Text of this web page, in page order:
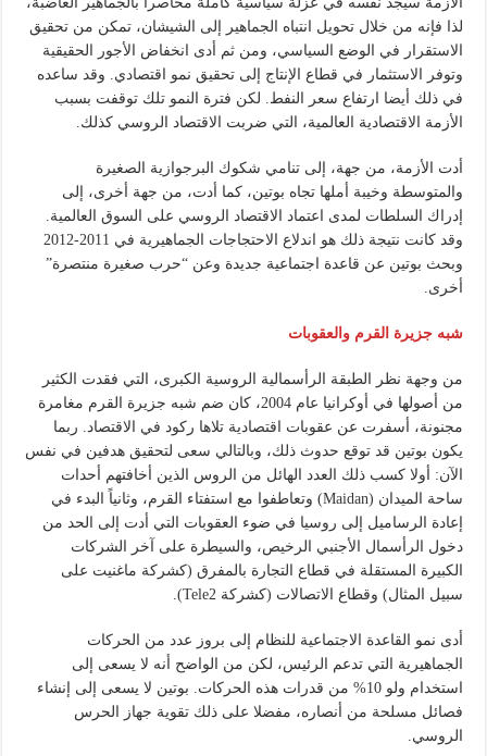
لذا فإنه من خلال تحويل انتباه الجماهير إلى الشيشان، تمكن من تحقيق
الاستقرار في الوضع السياسي، ومن ثم أدى انخفاض الأجور الحقيقية
وتوفر الاستثمار في قطاع الإنتاج إلى تحقيق نمو اقتصادي. وقد ساعده
في ذلك أيضا ارتفاع سعر النفط. لكن فترة النمو تلك توقفت بسبب
الأزمة الاقتصادية العالمية، التي ضربت الاقتصاد الروسي كذلك.
أدت الأزمة، من جهة، إلى تنامي شكوك البرجوازية الصغيرة
والمتوسطة وخيبة أملها تجاه بوتين، كما أدت، من جهة أخرى، إلى
إدراك السلطات لمدى اعتماد الاقتصاد الروسي على السوق العالمية.
وقد كانت نتيجة ذلك هو اندلاع الاحتجاجات الجماهيرية في 2011-2012
وبحث بوتين عن قاعدة اجتماعية جديدة وعن “حرب صغيرة منتصرة”
أخرى.
شبه جزيرة القرم والعقوبات
من وجهة نظر الطبقة الرأسمالية الروسية الكبرى، التي فقدت الكثير
من أصولها في أوكرانيا عام 2004، كان ضم شبه جزيرة القرم مغامرة
مجنونة، أسفرت عن عقوبات اقتصادية تلاها ركود في الاقتصاد. ربما
يكون بوتين قد توقع حدوث ذلك، وبالتالي سعى لتحقيق هدفين في نفس
الآن: أولا كسب ذلك العدد الهائل من الروس الذين أخافتهم أحدات
ساحة الميدان (Maidan) وتعاطفوا مع استفتاء القرم، وثانياً البدء في
إعادة الرساميل إلى روسيا في ضوء العقوبات التي أدت إلى الحد من
دخول الرأسمال الأجنبي الرخيص، والسيطرة على آخر الشركات
الكبيرة المستقلة في قطاع التجارة بالمفرق (كشركة ماغنيت على
سبيل المثال) وقطاع الاتصالات (كشركة Tele2).
أدى نمو القاعدة الاجتماعية للنظام إلى بروز عدد من الحركات
الجماهيرية التي تدعم الرئيس، لكن من الواضح أنه لا يسعى إلى
استخدام ولو 10% من قدرات هذه الحركات. بوتين لا يسعى إلى إنشاء
فصائل مسلحة من أنصاره، مفضلا على ذلك تقوية جهاز الحرس
الروسي.